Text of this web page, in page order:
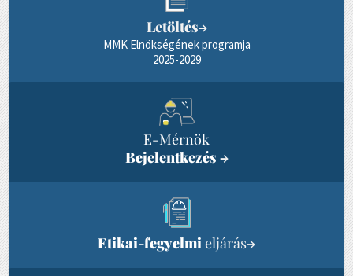
Letöltés→
MMK Elnökségének programja
2025-2029
E-Mérnök
Bejelentkezés →
Etikai-fegyelmieljárás→